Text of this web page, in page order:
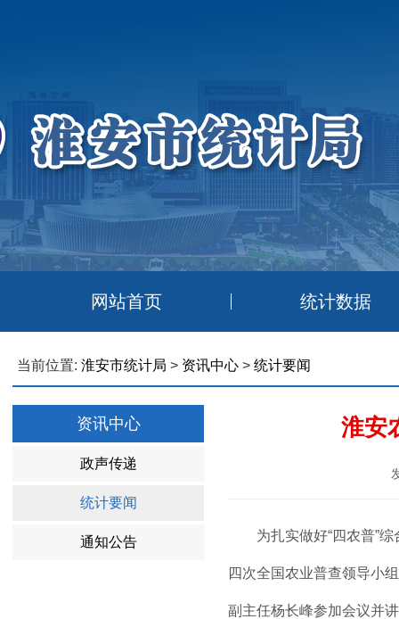
网站首页 统计数据
当前位置: 淮安市统计局 > 资讯中心 > 统计要闻
资讯中心
政声传递
统计要闻
通知公告
淮安
为扎实做好“四农普”
四次全国农业普查领导小
副主任杨长峰参加会议并